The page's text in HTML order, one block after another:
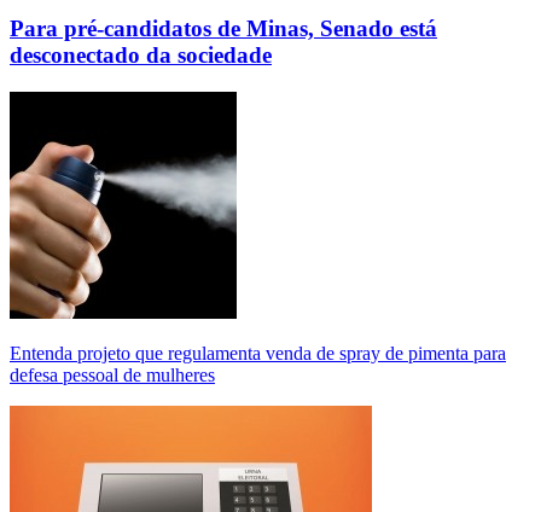
Para pré-candidatos de Minas, Senado está
desconectado da sociedade
Entenda projeto que regulamenta venda de spray de pimenta para
defesa pessoal de mulheres